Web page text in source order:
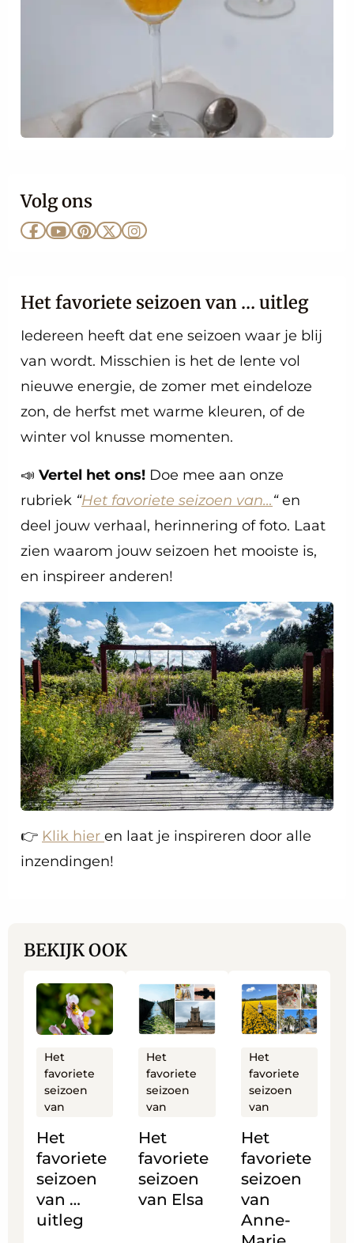
Volg ons
Ga Ga Ga Ga Ga
Het favoriete seizoen van … uitleg
Iedereen heeft dat ene seizoen waar je blij
van wordt. Misschien is het de lente vol
nieuwe energie, de zomer met eindeloze
zon, de herfst met warme kleuren, of de
winter vol knusse momenten.
📣 Vertel het ons! Doe mee aan onze
rubriek “Het favoriete seizoen van…“en
deel jouw verhaal, herinnering of foto. Laat
zien waarom jouw seizoen het mooiste is,
en inspireer anderen!
👉 Klik hier en laat je inspireren door alle
inzendingen!
BEKIJK OOK
Het
favoriete
seizoen
van …
uitleg
Het
favoriete
seizoen
van
Lees
meer
over
Het
favoriete
seizoen
…
uitleg
Het
favoriete
seizoen
van Elsa
Het
favoriete
seizoen
van
Lees
meer
over
Het
favoriete
seizoen
Elsa
Het
favoriete
seizoen
van
Anne-
Het
favoriete
seizoen
van
Lees
meer
over
Het
favoriete
seizoen
Anne-
Marie